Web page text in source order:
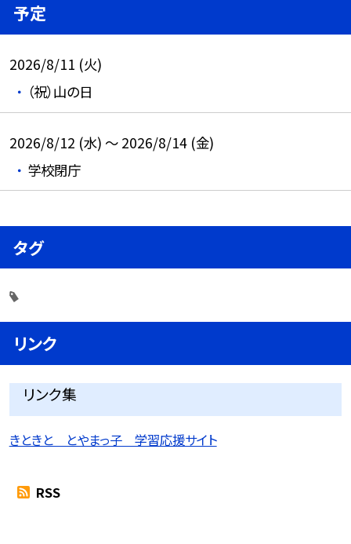
予定
2026/8/11 (火)
（祝）山の日
2026/8/12 (水) ～ 2026/8/14 (金)
学校閉庁
タグ
リンク
リンク集
きときと とやまっ子 学習応援サイト
RSS